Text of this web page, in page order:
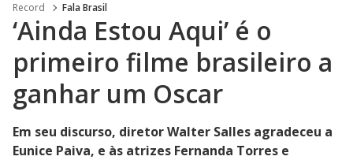
Record Fala Brasil
‘Ainda Estou Aqui’ é o
primeiro filme brasileiro a
ganhar um Oscar
Em seu discurso, diretor Walter Salles agradeceu a
Eunice Paiva, e às atrizes Fernanda Torres e